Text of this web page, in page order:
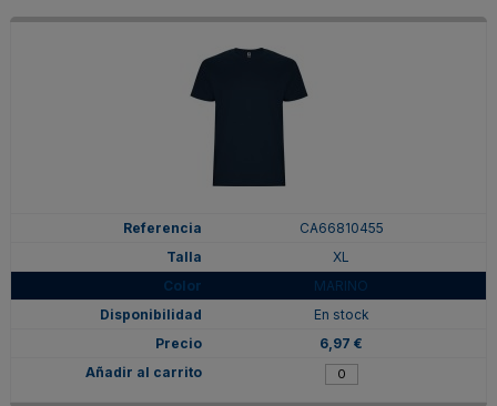
CA66810455
XL
MARINO
En stock
6,97 €